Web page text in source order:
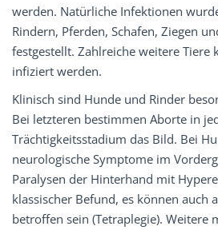
werden. Natürliche Infektionen
Rindern, Pferden, Schafen, Ziegen
festgestellt. Zahlreiche weitere Tiere
infiziert werden.
Klinisch sind Hunde und Rinder
Bei letzteren bestimmen Aborte in
Trächtigkeitsstadium das Bild. Bei
neurologische Symptome im
Paralysen der Hinterhand mit
klassischer Befund, es können auch
betroffen sein (Tetraplegie). Weitere